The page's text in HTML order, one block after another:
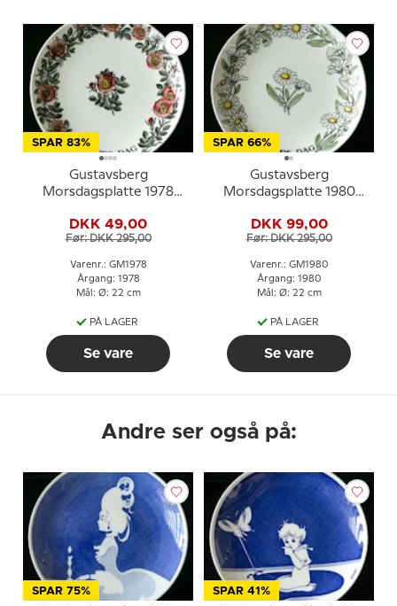
SPAR 83%
Gustavsberg
Morsdagsplatte 1978
DKK 49,00
Før: DKK 295,00
Varenr.: GM1978
Årgang: 1978
Mål: Ø: 22 cm
PÅ LAGER
Se vare
SPAR 66%
Gustavsberg
Morsdagsplatte 1980
DKK 99,00
Før: DKK 295,00
Varenr.: GM1980
Årgang: 1980
Mål: Ø: 22 cm
PÅ LAGER
Se vare
Andre ser også på:
SPAR 75% SPAR 41%